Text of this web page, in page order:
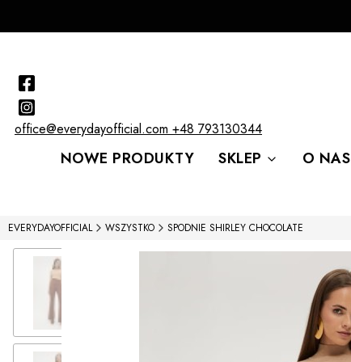
office@everydayofficial.com +48 793130344
NOWE PRODUKTY SKLEP O NAS
EVERYDAYOFFICIAL WSZYSTKO SPODNIE SHIRLEY CHOCOLATE